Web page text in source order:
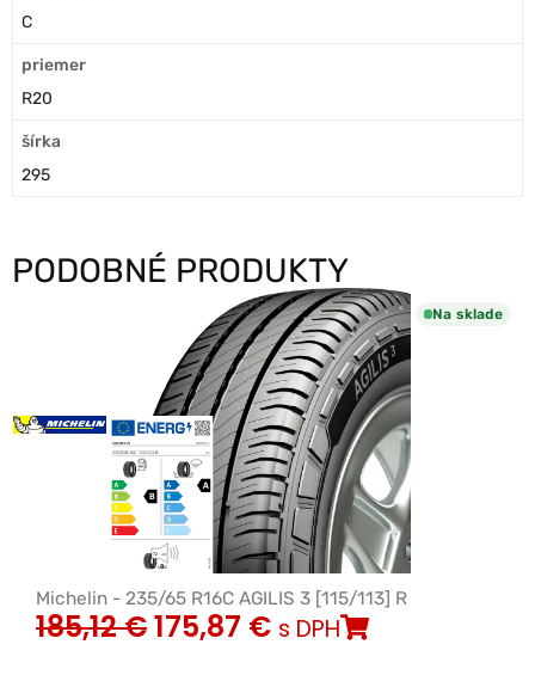
C
priemer
R20
šírka
295
PODOBNÉ PRODUKTY
Na sklade
Michelin - 235/65 R16C AGILIS 3 [115/113] R
185,12€175,87 € s DPH